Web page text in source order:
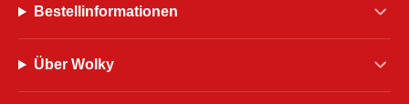
Bestellinformationen
Über Wolky